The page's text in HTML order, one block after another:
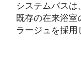
システムバスは
既存の在来浴
ラージュを採用